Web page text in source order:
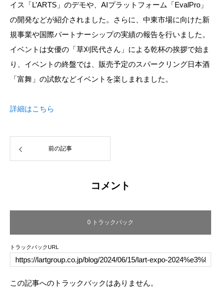
イス「L’ARTS」のデモや、AIプラットフォーム「EvalPro」
の開発などが紹介されました。さらに、中東市場に向けた新
規事業や国際パートナーシップの実績の報告を行いました。
イベントは女優の「草刈民代さん」による乾杯の挨拶で始ま
り、イベントの終盤では、販売予定のスパークリング日本酒
「富舞」の試飲などイベントを楽しまれました。
詳細はこちら
前の記事
コメント
0 トラックバック
トラックバックURL
この記事へのトラックバックはありません。